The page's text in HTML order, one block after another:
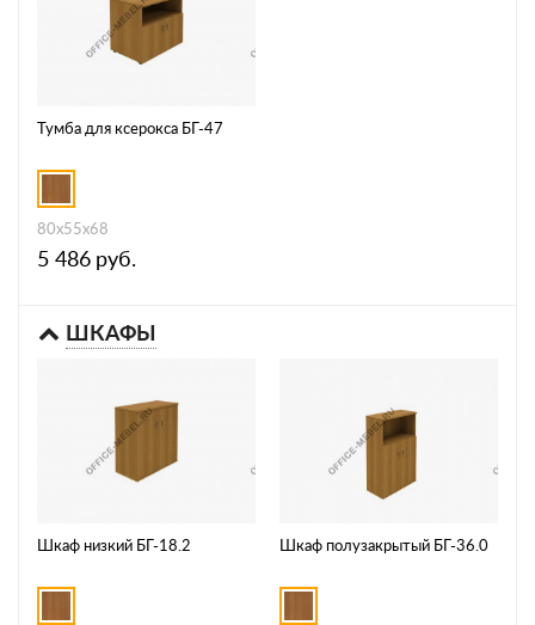
Тумба для ксерокса БГ-47
80x55x68
5 486 руб.
ШКАФЫ
Шкаф низкий БГ-18.2 Шкаф полузакрытый БГ-36.0